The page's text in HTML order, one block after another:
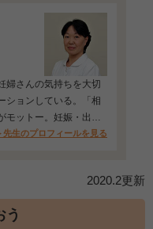
婦さんの気持ちを大切
ションしている。「相
モットー。妊娠・出
先生のプロフィールを見る
2020.2更新
う